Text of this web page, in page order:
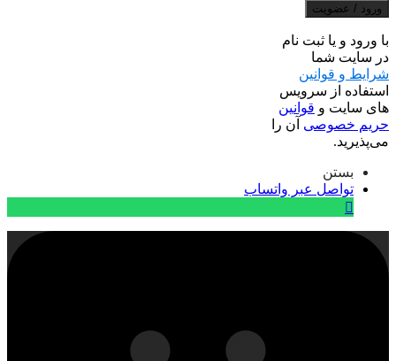
ورود / عضویت
با ورود و یا ثبت نام
در سایت شما
شرایط و قوانین
استفاده از سرویس
های سایت و قوانین
حریم خصوصی آن را
می‌پذیرید.
بستن
تواصل عبر واتساب